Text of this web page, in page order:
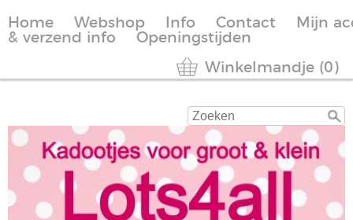
Home Webshop Info Contact
Mijn
& verzend info
Openingstijden
Winkelmandje (0)